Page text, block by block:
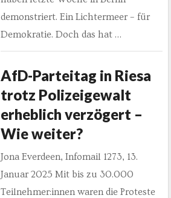
demonstriert. Ein Lichtermeer – für
Demokratie. Doch das hat …
AfD-Parteitag in Riesa
trotz Polizeigewalt
erheblich verzögert –
Wie weiter?
Jona Everdeen, Infomail 1273, 13.
Januar 2025 Mit bis zu 30.000
Teilnehmer:innen waren die Proteste